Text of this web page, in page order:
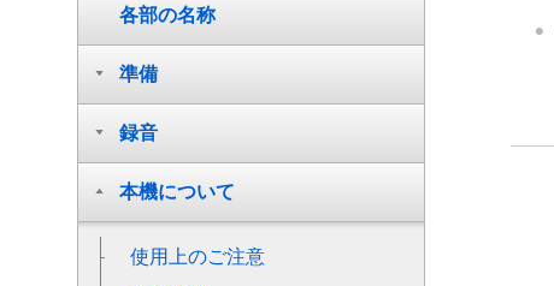
各部の名称
準備
録音
本機について
使用上のご注意